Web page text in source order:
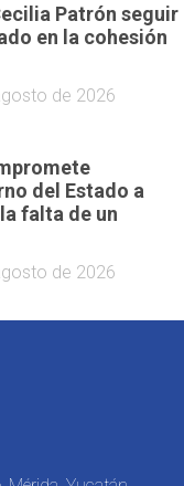
Patrón seguir
en la cohesión
de 2026
del Estado a
falta de un
de 2026